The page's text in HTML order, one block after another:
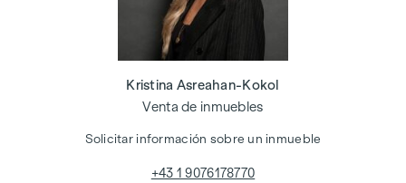
Kristina Asreahan-Kokol
Venta de inmuebles
Solicitar información sobre un inmueble
+43 1 9076178770